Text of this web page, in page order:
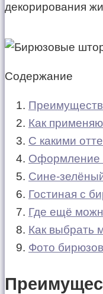
декорирования
Содержание
Как
С какими
Оформление
Сине-
Гостиная с
Где ещё
Как выбрать
Фото